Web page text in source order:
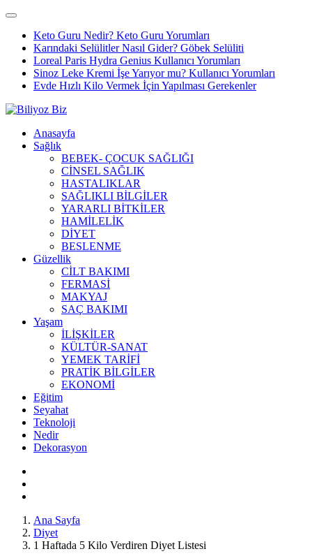
Keto Guru Nedir? Keto Guru Yorumları
Karındaki Selülitler Nasıl Gider? Göbek Selüliti
Loreal Paris Hydra Genius Kullanıcı Yorumları
Sinoz Leke Kremi İşe Yarıyor mu? Kullanıcı Yorumları
Evde Hızlı Kilo Vermek İçin Yapılması Gerekenler
Anasayfa
Sağlık
BEBEK- ÇOCUK SAĞLIĞI
CİNSEL SAĞLIK
HASTALIKLAR
SAĞLIKLI BİLGİLER
YARARLI BİTKİLER
HAMİLELİK
DİYET
BESLENME
Güzellik
CİLT BAKIMI
FERMASİ
MAKYAJ
SAÇ BAKIMI
Yaşam
İLİŞKİLER
KÜLTÜR-SANAT
YEMEK TARİFİ
PRATİK BİLGİLER
EKONOMİ
Eğitim
Seyahat
Teknoloji
Nedir
Dekorasyon
Ana Sayfa
Diyet
1 Haftada 5 Kilo Verdiren Diyet Listesi